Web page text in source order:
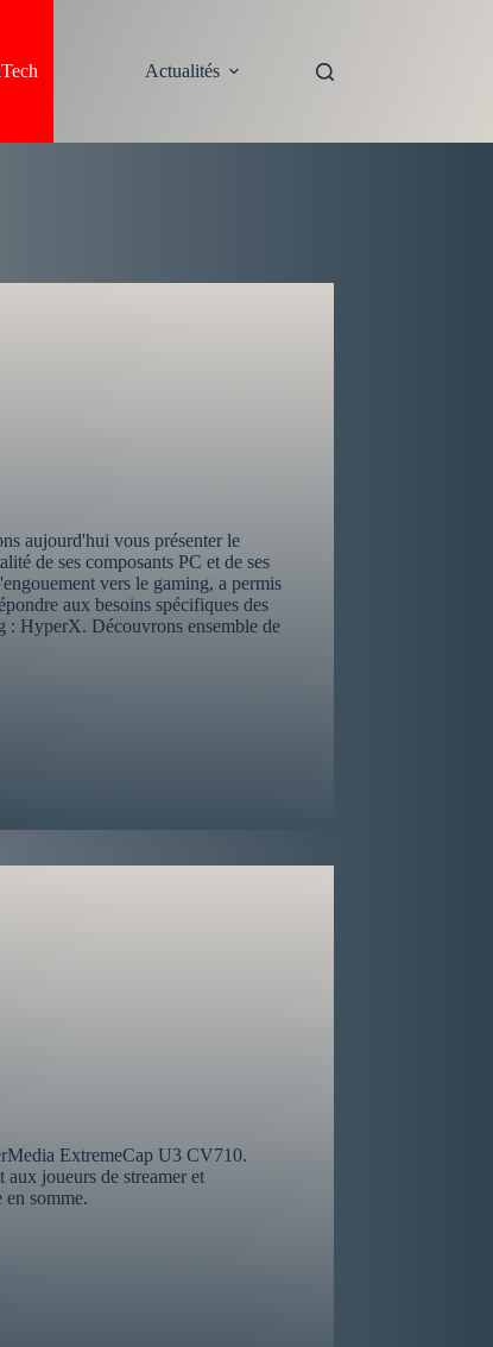
Actualités
aujourd'hui vous présenter le
de ses composants PC et de ses
vers le gaming, a permis
aux besoins spécifiques des
: HyperX. Découvrons ensemble de
ExtremeCap U3 CV710.
joueurs de streamer et
somme.